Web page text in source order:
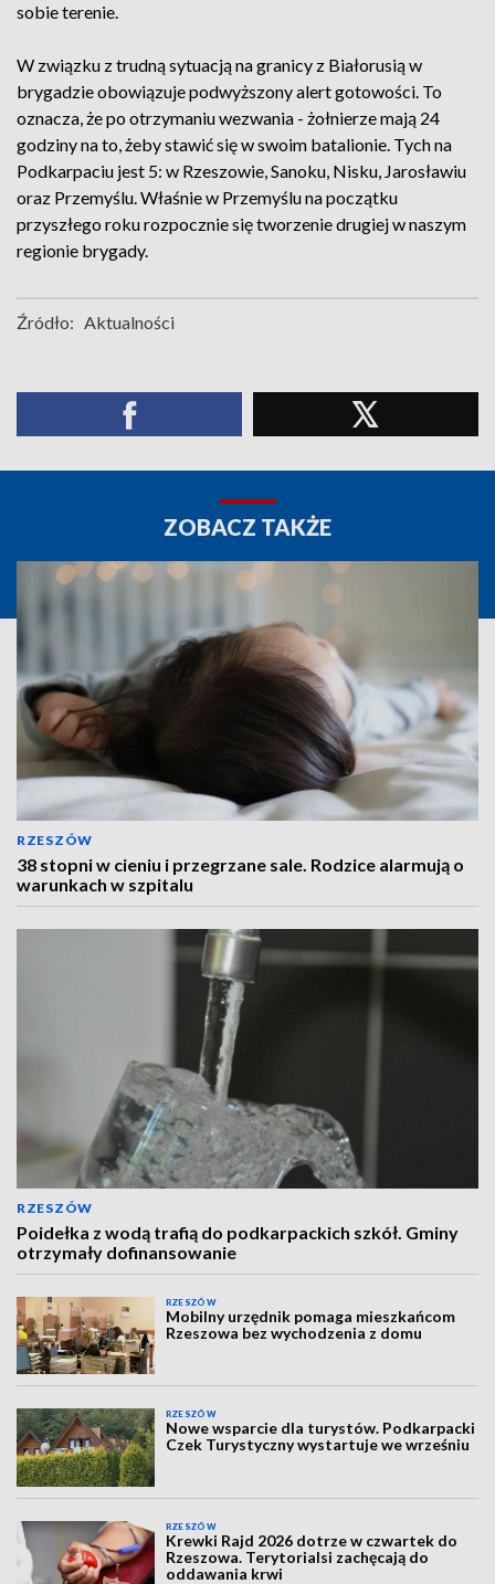
sobie terenie.
W związku z trudną sytuacją na granicy z Białorusią w
brygadzie obowiązuje podwyższony alert gotowości. To
oznacza, że po otrzymaniu wezwania - żołnierze mają 24
godziny na to, żeby stawić się w swoim batalionie. Tych na
Podkarpaciu jest 5: w Rzeszowie, Sanoku, Nisku, Jarosławiu
oraz Przemyślu. Właśnie w Przemyślu na początku
przyszłego roku rozpocznie się tworzenie drugiej w naszym
regionie brygady.
Źródło: Aktualności
ZOBACZ TAKŻE
RZESZÓW
38 stopni w cieniu i przegrzane sale. Rodzice alarmują o
warunkach w szpitalu
RZESZÓW
Poidełka z wodą trafią do podkarpackich szkół. Gminy
otrzymały dofinansowanie
RZESZÓW
Mobilny urzędnik pomaga mieszkańcom
Rzeszowa bez wychodzenia z domu
RZESZÓW
Nowe wsparcie dla turystów. Podkarpacki
Czek Turystyczny wystartuje we wrześniu
RZESZÓW
Krewki Rajd 2026 dotrze w czwartek do
Rzeszowa. Terytorialsi zachęcają do
oddawania krwi